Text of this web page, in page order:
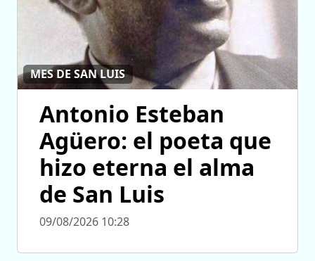
MES DE SAN LUIS
Antonio Esteban
Agüero: el poeta que
hizo eterna el alma
de San Luis
09/08/2026 10:28